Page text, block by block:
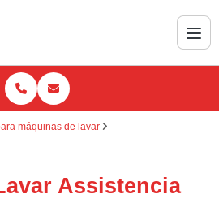
máquinas de lavar
Assistencia